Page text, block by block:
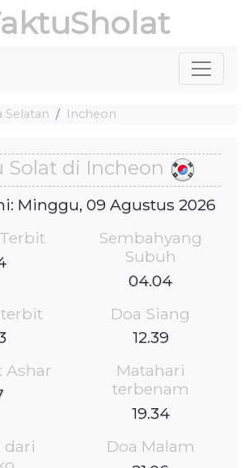
Selatan Incheon
Solat di Incheon
Minggu, 09 Agustus 2026
Sembahyang
Subuh
04.04
Doa Siang
12.39
Ashar
Matahari
terbenam
19.34
dari
Doa Malam